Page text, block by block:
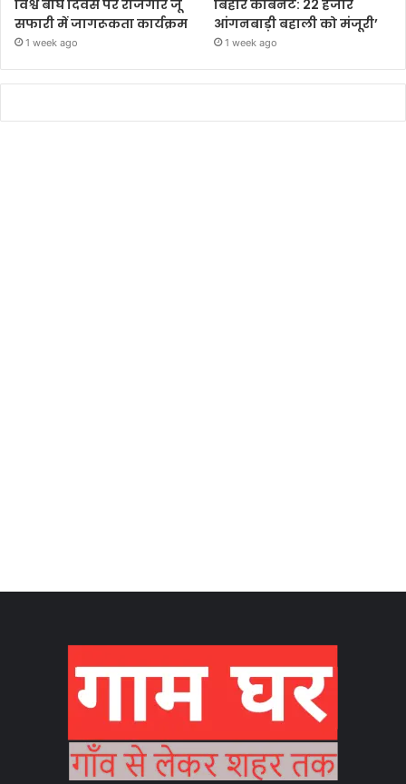
विश्व बाघ दिवस पर राजगीर जू
सफारी में जागरूकता कार्यक्रम
1 week ago
बिहार कैबिनेट: 22 हजार
आंगनबाड़ी बहाली को मंजूरी’
1 week ago